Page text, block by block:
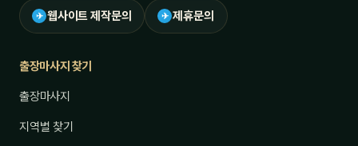
✈ 웹사이트 제작문의 ✈ 제휴문의
출장마사지 찾기
출장마사지
지역별 찾기